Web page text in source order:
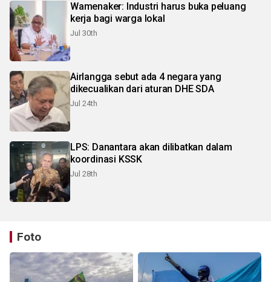
Wamenaker: Industri harus buka peluang
kerja bagi warga lokal
Jul 30th
Airlangga sebut ada 4 negara yang
dikecualikan dari aturan DHE SDA
Jul 24th
LPS: Danantara akan dilibatkan dalam
koordinasi KSSK
Jul 28th
Foto